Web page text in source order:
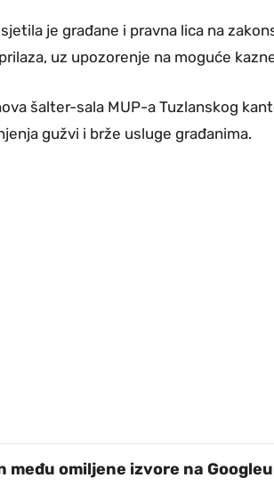
je građane i pravna lica na
uz upozorenje na moguće
šalter-sala MUP-a Tuzlanskog
gužvi i brže usluge građanima.
među omiljene izvore na Googleu